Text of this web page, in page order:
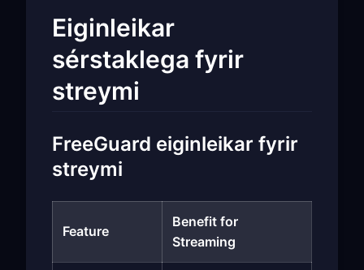
Eiginleikar
sérstaklega fyrir
streymi
FreeGuard eiginleikar fyrir
streymi
Feature
Benefit for
Streaming